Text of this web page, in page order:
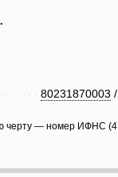
80231870003 /
черту — номер ИФНС (4